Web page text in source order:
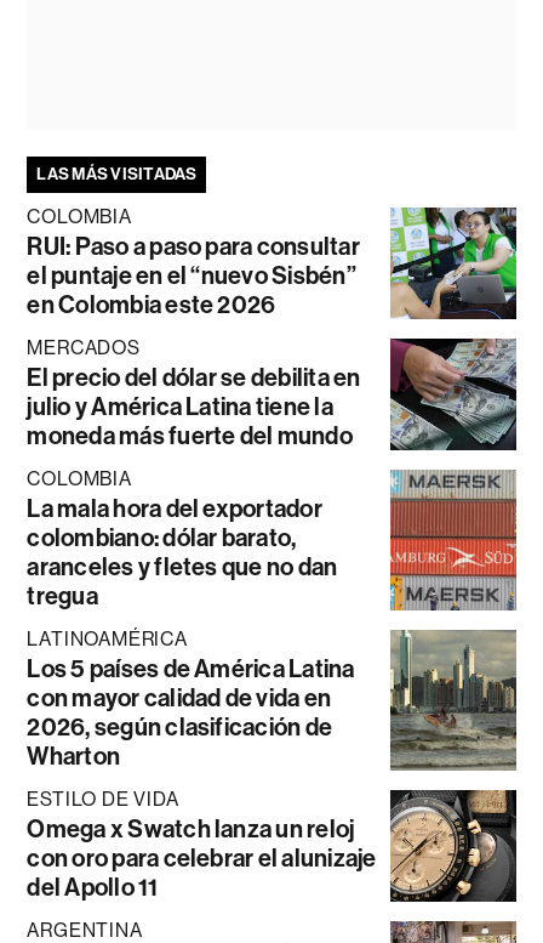
LAS MÁS VISITADAS
COLOMBIA
RUI: Paso a paso para consultar
el puntaje en el “nuevo Sisbén”
en Colombia este 2026
MERCADOS
El precio del dólar se debilita en
julio y América Latina tiene la
moneda más fuerte del mundo
COLOMBIA
La mala hora del exportador
colombiano: dólar barato,
aranceles y fletes que no dan
tregua
LATINOAMÉRICA
Los 5 países de América Latina
con mayor calidad de vida en
2026, según clasificación de
Wharton
ESTILO DE VIDA
Omega x Swatch lanza un reloj
con oro para celebrar el alunizaje
del Apollo 11
ARGENTINA